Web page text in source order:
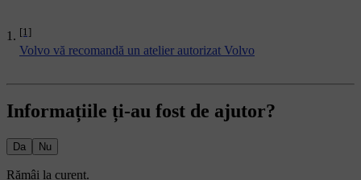
[1]
Volvo vă recomandă un atelier autorizat Volvo
Informațiile ți-au fost de ajutor?
Da Nu